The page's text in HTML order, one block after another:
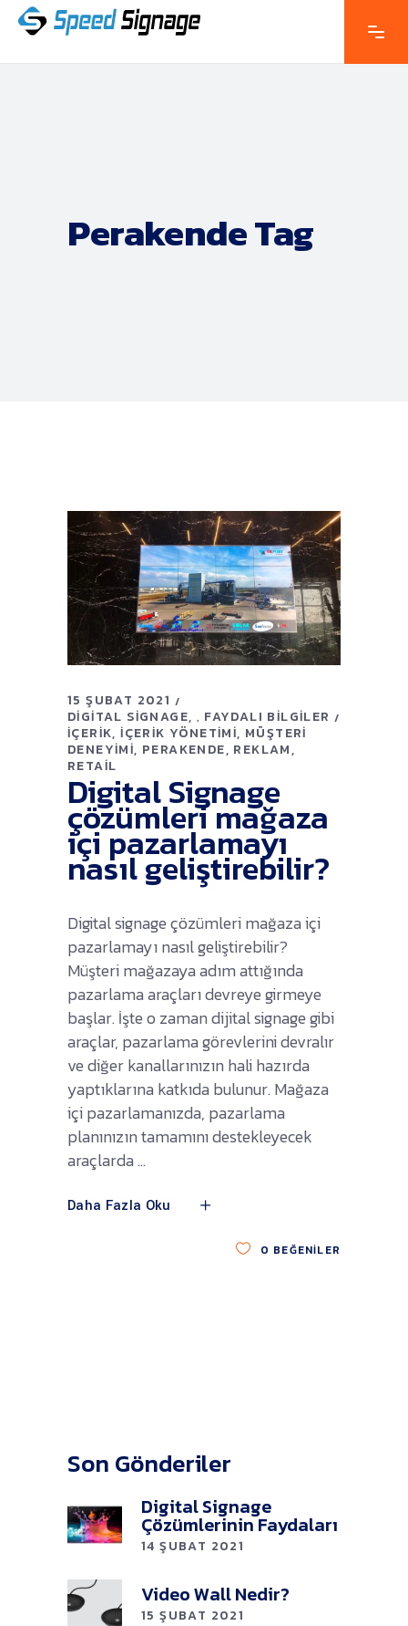
Perakende Tag
15 ŞUBAT 2021
DIGITAL SIGNAGE , FAYDALI BILGILER
İÇERIK İÇERIK YÖNETIMI MÜŞTERI
DENEYIMI PERAKENDE REKLAM
RETAIL
Digital Signage
çözümleri mağaza
içi pazarlamayı
nasıl geliştirebilir?
Digital signage çözümleri mağaza içi
pazarlamayı nasıl geliştirebilir?
Müşteri mağazaya adım attığında
pazarlama araçları devreye girmeye
başlar. İşte o zaman dijital signage gibi
araçlar, pazarlama görevlerini devralır
ve diğer kanallarınızın hali hazırda
yaptıklarına katkıda bulunur. Mağaza
içi pazarlamanızda, pazarlama
planınızın tamamını destekleyecek
araçlarda
Daha Fazla Oku
0 BEĞENILER
Son Gönderiler
Digital Signage
Çözümlerinin Faydaları
14 ŞUBAT 2021
Video Wall Nedir?
15 ŞUBAT 2021